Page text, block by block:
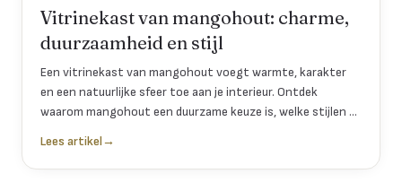
Vitrinekast van mangohout: charme,
duurzaamheid en stijl
Een vitrinekast van mangohout voegt warmte, karakter
en een natuurlijke sfeer toe aan je interieur. Ontdek
waarom mangohout een duurzame keuze is, welke stijlen er
Lees artikel→